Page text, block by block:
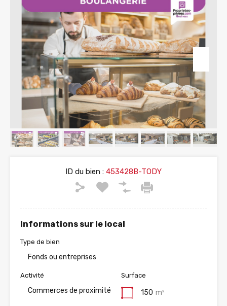
ID du bien : 453428B-TODY
Informations sur le local
Type de bien
Fonds ou entreprises
Activité
Commerces de proximité
Surface
150 m²